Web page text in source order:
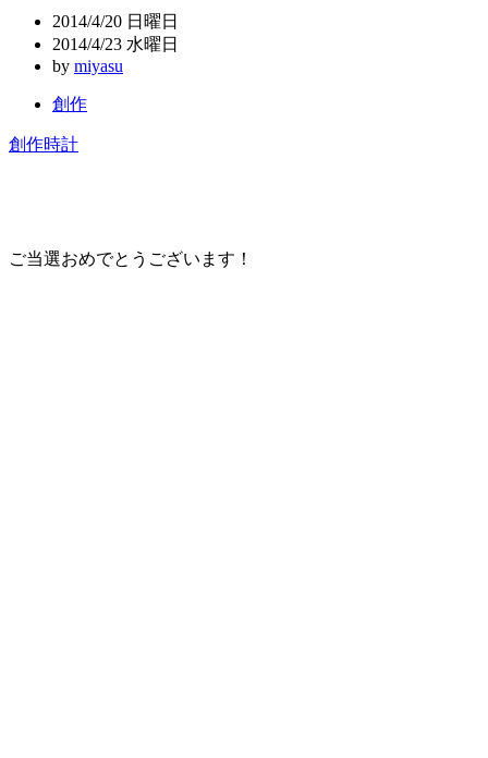
ョ
2014/4/20 日曜日
2014/4/23 水曜日
by miyasu
創作
創作時計
ご当選おめでとうございます！